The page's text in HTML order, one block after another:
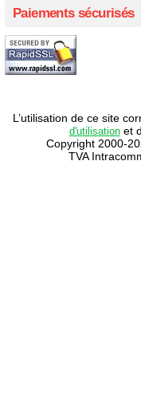
Paiements sécurisés
L’utilisation de ce site
d'utilisationet
Copyright 2000-
TVA